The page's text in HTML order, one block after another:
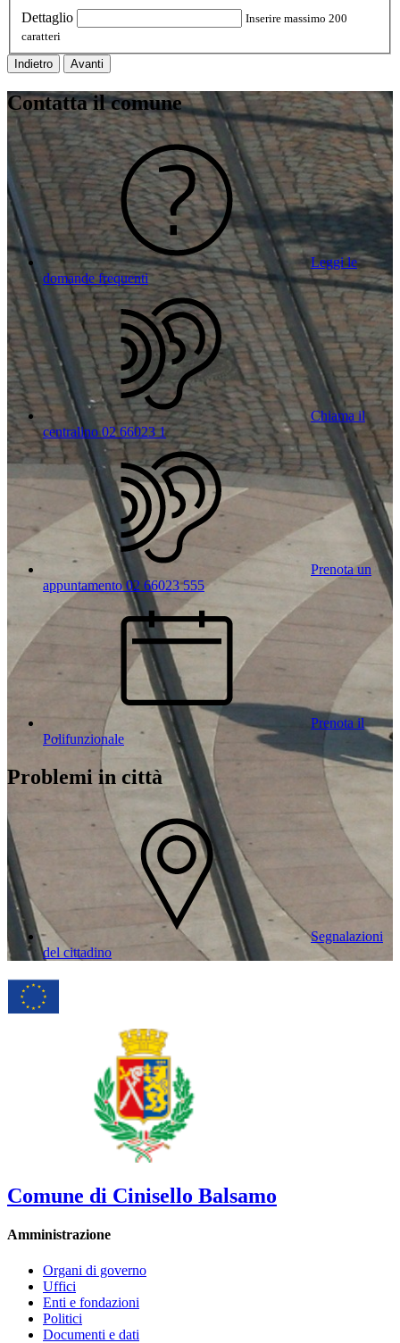
Dettaglio
Inserire massimo 200
caratteri
Indietro Avanti
Contatta il comune
Leggi le
domande frequenti
Chiama il
centralino 02 66023 1
Prenota un
appuntamento 02 66023 555
Prenota il
Polifunzionale
Problemi in città
Segnalazioni
del cittadino
Comune di Cinisello Balsamo
Amministrazione
Organi di governo
Uffici
Enti e fondazioni
Politici
Documenti e dati